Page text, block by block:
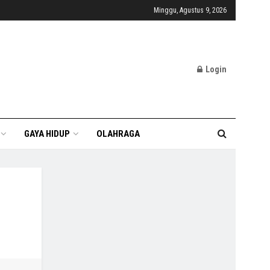
Minggu, Agustus 9, 2026
Login
GAYA HIDUP OLAHRAGA